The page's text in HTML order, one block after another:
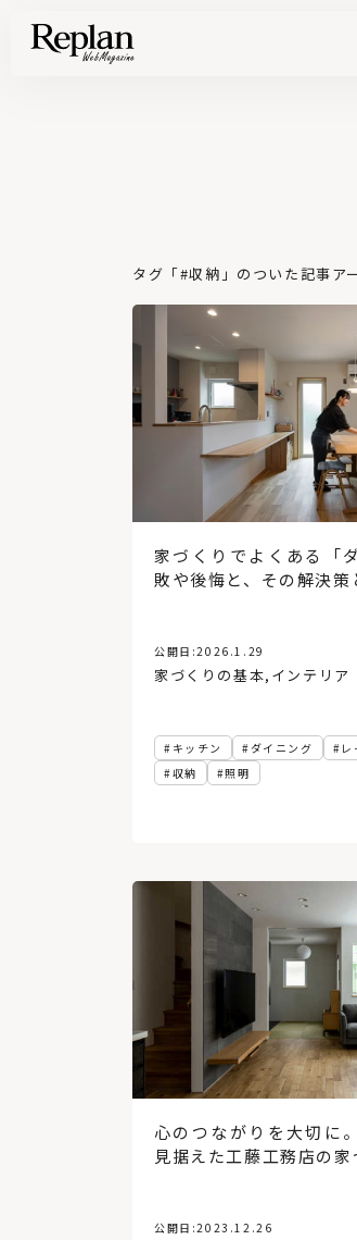
タグ「#収納」のついた記事ア
家づくりでよくある「
敗や後悔と、その解決策
公開日:2026.1.29
家づくりの基本, インテリア
キッチン ダイニング
収納
照明
心のつながりを大切に
見据えた工藤工務店の家
公開日:2023.12.26